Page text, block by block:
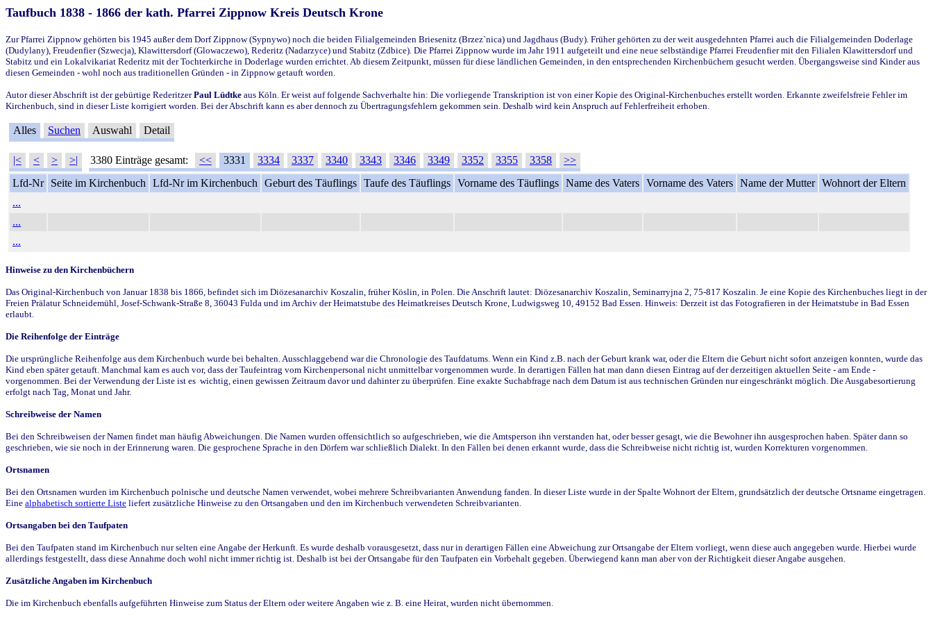
Taufbuch 1838 - 1866 der kath. Pfarrei Zippnow Kreis Deutsch Krone
Zur Pfarrei Zippnow gehörten bis 1945 außer dem Dorf Zippnow (Sypnywo) noch die beiden Filialgemeinden Briesenitz (Brzez`nica) und Jagdhaus (Budy). Früher gehörten zu der weit ausgedehnten Pfarrei auch die Filialgemeinden Doderlage
(Dudylany), Freudenfier (Szwecja), Klawittersdorf (Glowaczewo), Rederitz (Nadarzyce) und Stabitz (Zdbice). Die Pfarrei Zippnow wurde im Jahr 1911 aufgeteilt und eine neue selbständige Pfarrei Freudenfier mit den Filialen Klawittersdorf und
Stabitz und ein Lokalvikariat Rederitz mit der Tochterkirche in Doderlage wurden errichtet. Ab diesem Zeitpunkt, müssen für diese ländlichen Gemeinden, in den entsprechenden Kirchenbüchern gesucht werden. Übergangsweise sind Kinder aus
diesen Gemeinden - wohl noch aus traditionellen Gründen - in Zippnow getauft worden.
Autor dieser Abschrift ist der gebürtige RederitzerPaul Lüdtke aus Köln. Er weist auf folgende Sachverhalte hin: Die vorliegende Transkription ist von einer Kopie des Original-Kirchenbuches erstellt worden. Erkannte zweifelsfreie Fehler im
Kirchenbuch, sind in dieser Liste korrigiert worden. Bei der Abschrift kann es aber dennoch zu Übertragungsfehlern gekommen sein. Deshalb wird kein Anspruch auf Fehlerfreiheit erhoben.
Alles Suchen Auswahl Detail
|< < > >| 3380 Einträge gesamt: << 3331 3334 3337 3340 3343 3346 3349 3352 3355 3358
>>
Lfd-Nr
Seite im Kirchenbuch Lfd-Nr im Kirchenbuch Geburt des Täuflings Taufe des Täuflings Vorname des Täuflings Name des Vaters Vorname des Vaters Name der Mutter Wohnort der Eltern
...
...
...
Hinweise zu den Kirchenbüchern
Das Original-Kirchenbuch von Januar 1838 bis 1866, befindet sich im Diözesanarchiv Koszalin, früher Köslin, in Polen. Die Anschrift lautet: Diözesanarchiv Koszalin, Seminarryjna 2, 75-817 Koszalin. Je eine Kopie des Kirchenbuches liegt in der
Freien Prälatur Schneidemühl, Josef-Schwank-Straße 8, 36043 Fulda und im Archiv der Heimatstube des Heimatkreises Deutsch Krone, Ludwigsweg 10, 49152 Bad Essen. Hinweis: Derzeit ist das Fotografieren in der Heimatstube in Bad Essen
erlaubt.
Die Reihenfolge der Einträge
Die ursprüngliche Reihenfolge aus dem Kirchenbuch wurde bei behalten. Ausschlaggebend war die Chronologie des Taufdatums. Wenn ein Kind z.B. nach der Geburt krank war, oder die Eltern die Geburt nicht sofort anzeigen konnten, wurde das
Kind eben später getauft. Manchmal kam es auch vor, dass der Taufeintrag vom Kirchenpersonal nicht unmittelbar vorgenommen wurde. In derartigen Fällen hat man dann diesen Eintrag auf der derzeitigen aktuellen Seite - am Ende -
vorgenommen. Bei der Verwendung der Liste ist es wichtig, einen gewissen Zeitraum davor und dahinter zu überprüfen. Eine exakte Suchabfrage nach dem Datum ist aus technischen Gründen nur eingeschränkt möglich. Die Ausgabesortierung
erfolgt nach Tag, Monat und Jahr.
Schreibweise der Namen
Bei den Schreibweisen der Namen findet man häufig Abweichungen. Die Namen wurden offensichtlich so aufgeschrieben, wie die Amtsperson ihn verstanden hat, oder besser gesagt, wie die Bewohner ihn ausgesprochen haben. Später dann so
geschrieben, wie sie noch in der Erinnerung waren. Die gesprochene Sprache in den Dörfern war schließlich Dialekt. In den Fällen bei denen erkannt wurde, dass die Schreibweise nicht richtig ist, wurden Korrekturen vorgenommen.
Ortsnamen
Bei den Ortsnamen wurden im Kirchenbuch polnische und deutsche Namen verwendet, wobei mehrere Schreibvarianten Anwendung fanden. In dieser Liste wurde in der Spalte Wohnort der Eltern, grundsätzlich der deutsche Ortsname eingetragen.
Eine alphabetisch sortierte Liste liefert zusätzliche Hinweise zu den Ortsangaben und den im Kirchenbuch verwendeten Schreibvarianten.
Ortsangaben bei den Taufpaten
Bei den Taufpaten stand im Kirchenbuch nur selten eine Angabe der Herkunft. Es wurde deshalb vorausgesetzt, dass nur in derartigen Fällen eine Abweichung zur Ortsangabe der Eltern vorliegt, wenn diese auch angegeben wurde. Hierbei wurde
allerdings festgestellt, dass diese Annahme doch wohl nicht immer richtig ist. Deshalb ist bei der Ortsangabe für den Taufpaten ein Vorbehalt gegeben. Überwiegend kann man aber von der Richtigkeit dieser Angabe ausgehen.
Zusätzliche Angaben im Kirchenbuch
Die im Kirchenbuch ebenfalls aufgeführten Hinweise zum Status der Eltern oder weitere Angaben wie z. B. eine Heirat, wurden nicht übernommen.